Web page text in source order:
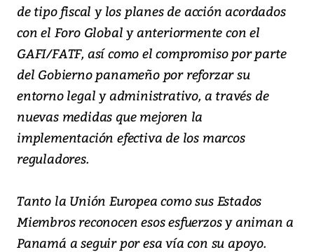
de tipo fiscal y los planes de acción acordados
con el Foro Global y anteriormente con el
GAFI/FATF, así como el compromiso por parte
del Gobierno panameño por reforzar su
entorno legal y administrativo, a través de
nuevas medidas que mejoren la
implementación efectiva de los marcos
reguladores.
Tanto la Unión Europea como sus Estados
Miembros reconocen esos esfuerzos y animan a
Panamá a seguir por esa vía con su apoyo.